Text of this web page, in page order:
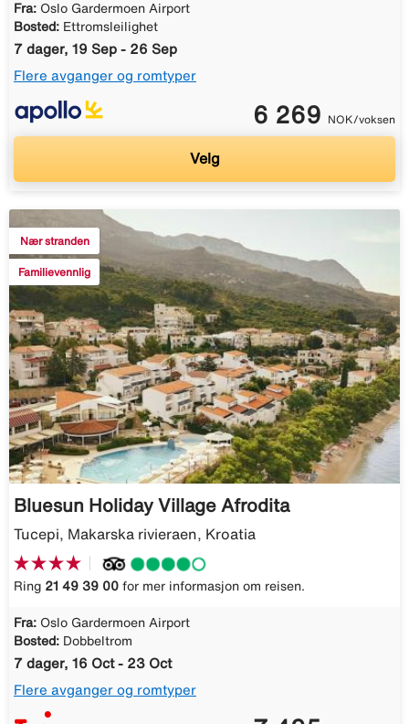
Fra: Oslo Gardermoen Airport
Bosted: Ettromsleilighet
7 dager, 19 Sep - 26 Sep
Flere avganger og romtyper
6 269 NOK/voksen
Velg
Nær stranden
Familievennlig
Bluesun Holiday Village Afrodita
Tucepi, Makarska rivieraen, Kroatia
Ring 21 49 39 00 for mer informasjon om reisen.
Fra: Oslo Gardermoen Airport
Bosted: Dobbeltrom
7 dager, 16 Oct - 23 Oct
Flere avganger og romtyper